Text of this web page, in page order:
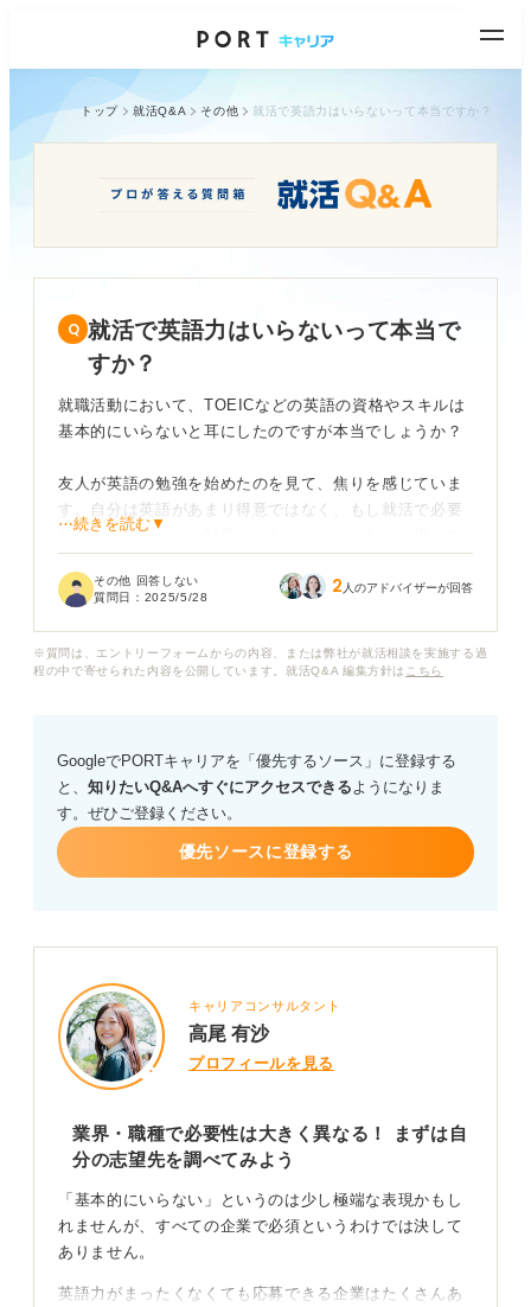
トップ 就活Q&A その他 就活で英語力はいらないって本当ですか？
就活で英語力はいらないって本当で
すか？
就職活動において、TOEICなどの英語の資格やスキルは
基本的にいらないと耳にしたのですが本当でしょうか？
友人が英語の勉強を始めたのを見て、焦りを感じていま
す。自分は英語があまり得意ではなく、もし就活で必要
なのであれば今から対策をしなければいけないと思って
だきたいです。
⋯続きを読む▼
その他 回答しない
質問日： 2025/5/28 2 人のアドバイザーが回答
※質問は、エントリーフォームからの内容、または弊社が就活相談を実施する過
程の中で寄せられた内容を公開しています。就活Q&A 編集方針は こちら
GoogleでPORTキャリアを「優先するソース」に登録する
と、 知りたいQ&Aへすぐにアクセスできるようになりま
す。ぜひご登録ください。
優先ソースに登録する
キャリアコンサルタント
高尾 有沙
プロフィールを見る
業界・職種で必要性は大きく異なる！ まずは自
分の志望先を調べてみよう
「基本的にいらない」というのは少し極端な表現かもし
れませんが、すべての企業で必須というわけでは決して
ありません。
英語力がまったくなくても応募できる企業はたくさんあ